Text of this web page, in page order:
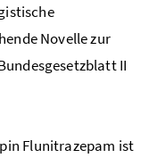
Novelle zur
II
Flunitrazepam ist